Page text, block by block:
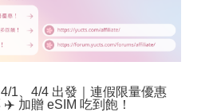
1、4/4 出發｜連假限量優惠
加贈 eSIM 吃到飽！